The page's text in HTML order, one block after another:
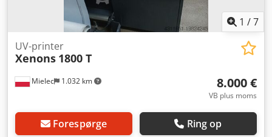
1 /7
Mielec 1.032 km
UV-printer
Xenons 1800 T
8.000 €
VB plus moms
Forespørge Ring op